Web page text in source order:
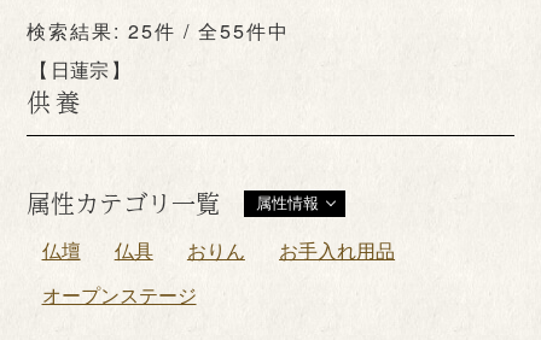
供養
日蓮宗
検索結果: 25件 / 全55件中
属性カテゴリ一覧 属性情報
仏壇 仏具 おりん
お手入れ用品
オープンステージ